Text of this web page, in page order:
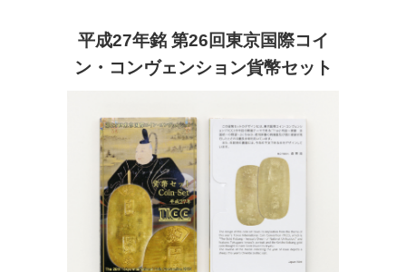
平成27年銘 第26回東京国際コイ
ン・コンヴェンション貨幣セット